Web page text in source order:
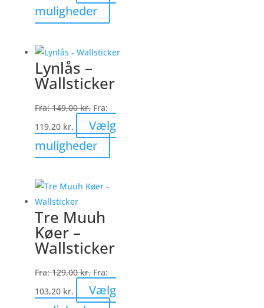
muligheder
vare
flere
Mulighederne
vælges
på
Lynlås –
Wallsticker
Fra:149,00kr. Fra:
119,20 kr.
Vælg
muligheder
vare
vælges
varesiden
Tre Muuh
Køer –
Wallsticker
Fra:129,00kr. Fra:
103,20 kr.
Vælg